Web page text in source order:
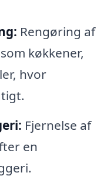
Rengøring af
køkkener,
hvor
Fjernelse af
en